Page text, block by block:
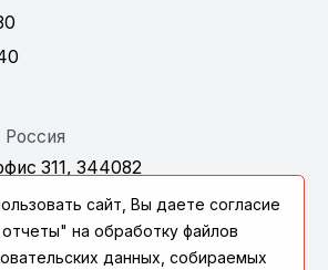
311, 344082
сайт, Вы даете согласие
на обработку файлов
данных, собираемых